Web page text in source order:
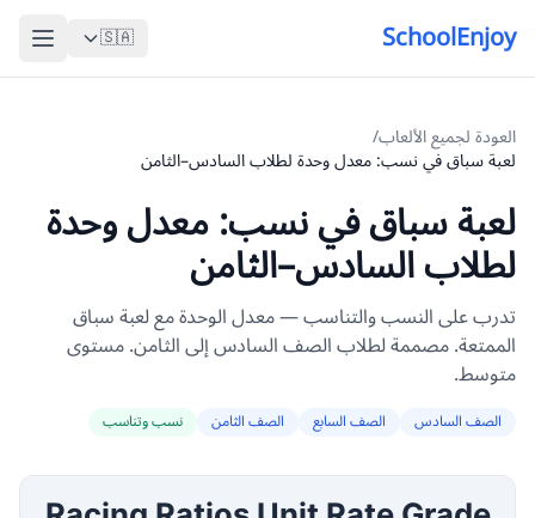
SchoolEnjoy
🇸🇦
العودة لجميع الألعاب/
لعبة سباق في نسب: معدل وحدة لطلاب السادس–الثامن
لعبة سباق في نسب: معدل وحدة
لطلاب السادس–الثامن
تدرب على النسب والتناسب — معدل الوحدة مع لعبة سباق
الممتعة. مصممة لطلاب الصف السادس إلى الثامن. مستوى
متوسط.
الصف السادس الصف السابع الصف الثامن نسب وتناسب